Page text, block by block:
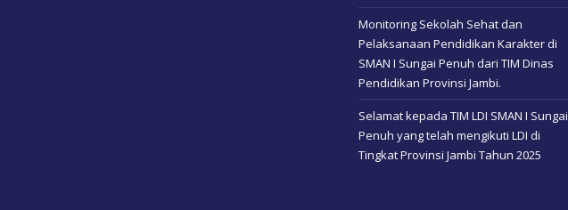
Monitoring Sekolah Sehat dan
Pelaksanaan Pendidikan Karakter di
SMAN I Sungai Penuh dari TIM Dinas
Pendidikan Provinsi Jambi.
Selamat kepada TIM LDI SMAN I Sungai
Penuh yang telah mengikuti LDI di
Tingkat Provinsi Jambi Tahun 2025